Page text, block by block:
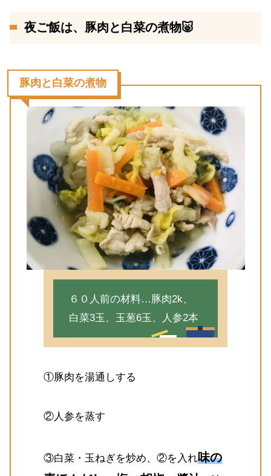
夜ご飯は、豚肉と白菜の煮物🐷
豚肉と白菜の煮物
６０人前の材料…豚肉2k、
白菜3玉、玉葱6玉、人参2本
①豚肉を湯通しする
②人参を蒸す
③白菜・玉ねぎを炒め、②を入れ味の